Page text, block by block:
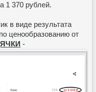
1 370 рублей.
в виде результата
ценообразованию от
-